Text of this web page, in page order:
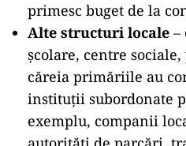
primesc buget de la
Alte structuri locale –
școlare, centre
căreia primăriile au
instituții subordonate
exemplu, companii